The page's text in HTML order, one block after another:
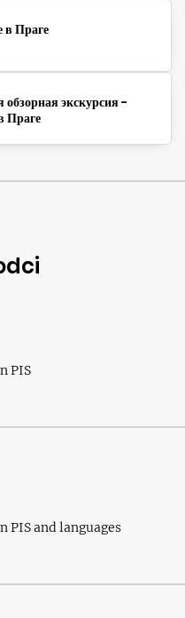
в Праге
экскурсия -
Праге
PIS
PIS and languages